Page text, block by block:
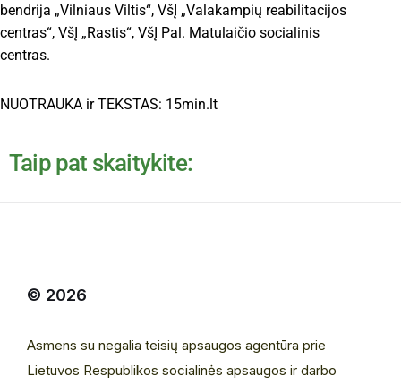
bendrija „Vilniaus Viltis“, VšĮ „Valakampių reabilitacijos
centras“, VšĮ „Rastis“, VšĮ Pal. Matulaičio socialinis
centras.
NUOTRAUKA ir TEKSTAS: 15min.lt
Taip pat skaitykite:
© 2026
Asmens su negalia teisių apsaugos agentūra prie
Lietuvos Respublikos socialinės apsaugos ir darbo